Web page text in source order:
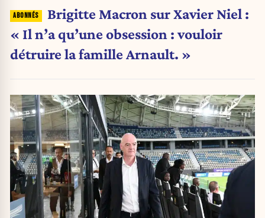
Brigitte Macron sur Xavier Niel :
« Il n’a qu’une obsession : vouloir
détruire la famille Arnault. »